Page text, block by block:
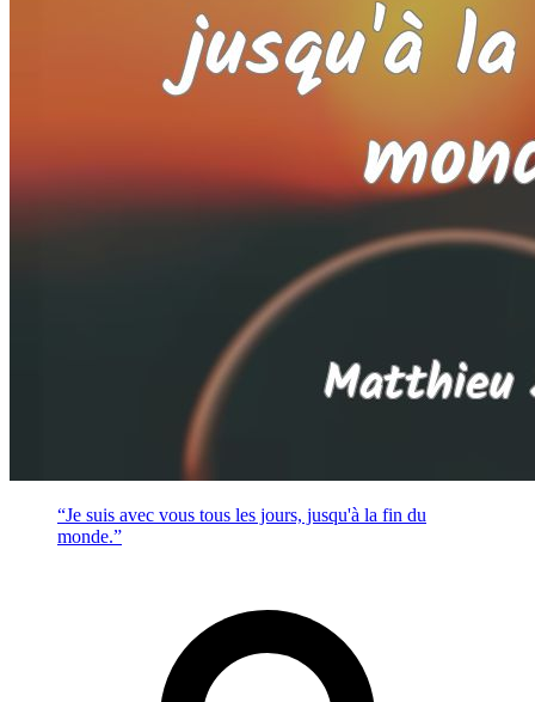
“Je suis avec vous tous les jours, jusqu'à la fin du
monde.”